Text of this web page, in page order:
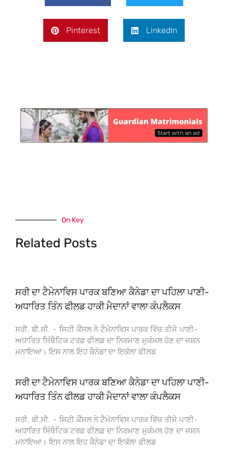
Pinterest LinkedIn
On Key
Related Posts
ਸਰੀ ਦਾ ਟੈਮੇਨਾਵਿਸ ਪਾਰਕ ਬਣਿਆ ਕੈਨੇਡਾ ਦਾ ਪਹਿਲਾ ਪਾਣੀ-
ਅਧਾਰਿਤ ਤਿੰਨ ਫੀਲਡ ਹਾਕੀ ਮੈਦਾਨਾਂ ਵਾਲਾ ਕੰਪਲੈਕਸ
ਸਰੀ, ਬੀ.ਸੀ. – ਸਿਟੀ ਕੌਂਸਲ ਨੇ ਟੈਮੇਨਾਵਿਸ ਪਾਰਕ ਵਿੱਚ ਤੀਜੇ ਪਾਣੀ-
ਅਧਾਰਿਤ ਸਿੰਥੈਟਿਕ ਟਰਫ਼ ਫੀਲਡ ਦਾ ਨਿਰਮਾਣ ਮੁਕੰਮਲ ਹੋਣ ਦਾ ਜਸ਼ਨ
ਮਨਾਇਆ। ਇਸ ਨਾਲ ਇਹ ਕੈਨੇਡਾ ਦਾ ਇਕੱਲਾ ਫੀਲਡ
ਸਰੀ ਦਾ ਟੈਮੇਨਾਵਿਸ ਪਾਰਕ ਬਣਿਆ ਕੈਨੇਡਾ ਦਾ ਪਹਿਲਾ ਪਾਣੀ-
ਅਧਾਰਿਤ ਤਿੰਨ ਫੀਲਡ ਹਾਕੀ ਮੈਦਾਨਾਂ ਵਾਲਾ ਕੰਪਲੈਕਸ
ਸਰੀ, ਬੀ.ਸੀ. – ਸਿਟੀ ਕੌਂਸਲ ਨੇ ਟੈਮੇਨਾਵਿਸ ਪਾਰਕ ਵਿੱਚ ਤੀਜੇ ਪਾਣੀ-
ਅਧਾਰਿਤ ਸਿੰਥੈਟਿਕ ਟਰਫ਼ ਫੀਲਡ ਦਾ ਨਿਰਮਾਣ ਮੁਕੰਮਲ ਹੋਣ ਦਾ ਜਸ਼ਨ
ਮਨਾਇਆ। ਇਸ ਨਾਲ ਇਹ ਕੈਨੇਡਾ ਦਾ ਇਕੱਲਾ ਫੀਲਡ